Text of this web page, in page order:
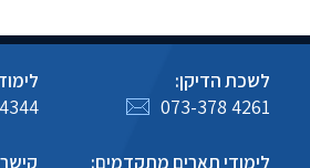
לשכת הדיקן:
073-378 4261
לימודי תארים מתקדמים: